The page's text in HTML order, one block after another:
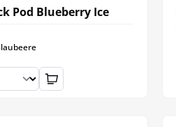
Pod Blueberry Ice